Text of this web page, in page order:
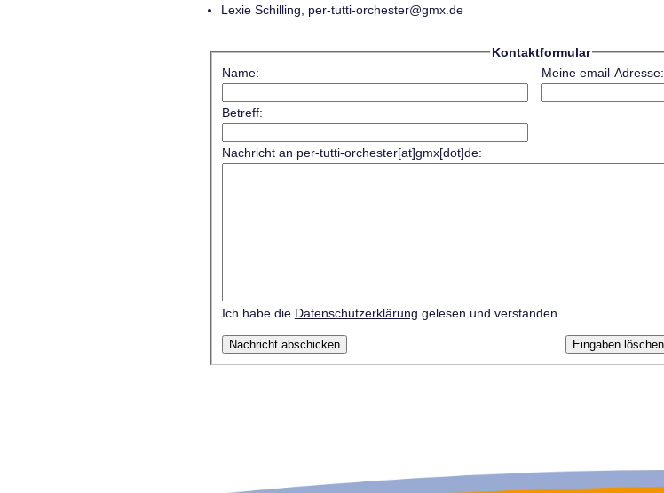
Lexie Schilling, per-tutti-orchester@gmx.de
Kontaktformular
Name:
Meine email-Adresse:
Betreff:
Nachricht an per-tutti-orchester[at]gmx[dot]de:
Ich habe die Datenschutzerklärung gelesen und verstanden.